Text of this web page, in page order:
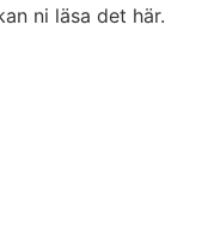
ni läsa det här.